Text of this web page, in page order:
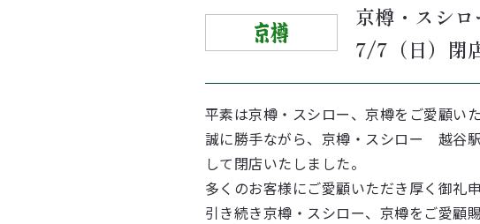
京樽・スシ
7/7（日）閉
平素は京樽・スシロー、京樽をご愛顧い
誠に勝手ながら、京樽・スシロー 越谷
して閉店いたしました。
多くのお客様にご愛顧いただき厚く御礼申
引き続き京樽・スシロー、京樽をご愛顧